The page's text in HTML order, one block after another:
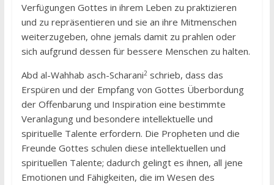
Verfügungen Gottes in ihrem Leben zu praktizieren
und zu repräsentieren und sie an ihre Mitmenschen
weiterzugeben, ohne jemals damit zu prahlen oder
sich aufgrund dessen für bessere Menschen zu halten.
Abd al-Wahhab asch-Scharani2schrieb, dass das
Erspüren und der Empfang von Gottes Überbordung
der Offenbarung und Inspiration eine bestimmte
Veranlagung und besondere intellektuelle und
spirituelle Talente erfordern. Die Propheten und die
Freunde Gottes schulen diese intellektuellen und
spirituellen Talente; dadurch gelingt es ihnen, all jene
Emotionen und Fähigkeiten, die im Wesen des